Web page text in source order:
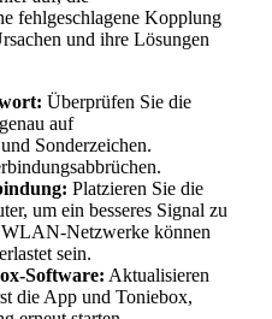
fehlgeschlagene Kopplung
und ihre Lösungen
Überprüfen Sie die
auf
Sonderzeichen.
Platzieren Sie die
um ein besseres Signal zu
Netzwerke können
sein.
Software: Aktualisieren
die App und Toniebox,